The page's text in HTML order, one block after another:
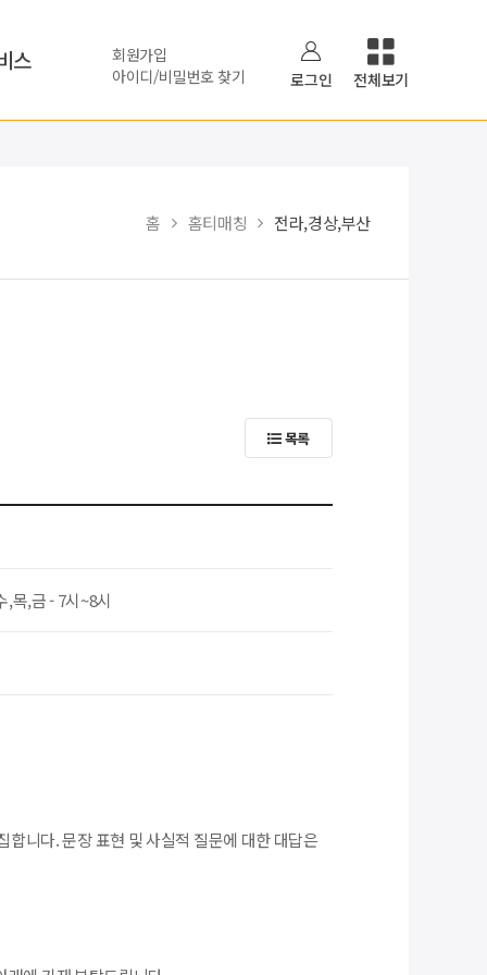
스
회원가입
아이디/비밀번호 찾기
로그인 전체보기
홈 홈티매칭 전라,경상,부산
목록
,목,금 - 7시~8시
니다. 문장 표현 및 사실적 질문에 대한 대답은